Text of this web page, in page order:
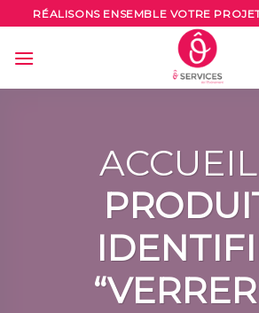
to
content
RÉALISONS ENSEMBLE VOTRE
ACCUEIL